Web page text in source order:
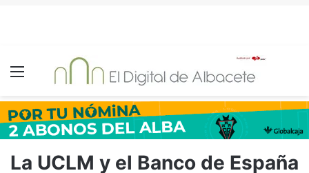
Menú
La UCLM y el Banco de España